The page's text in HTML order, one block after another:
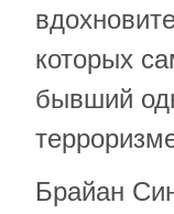
которых
бывший
Брайан